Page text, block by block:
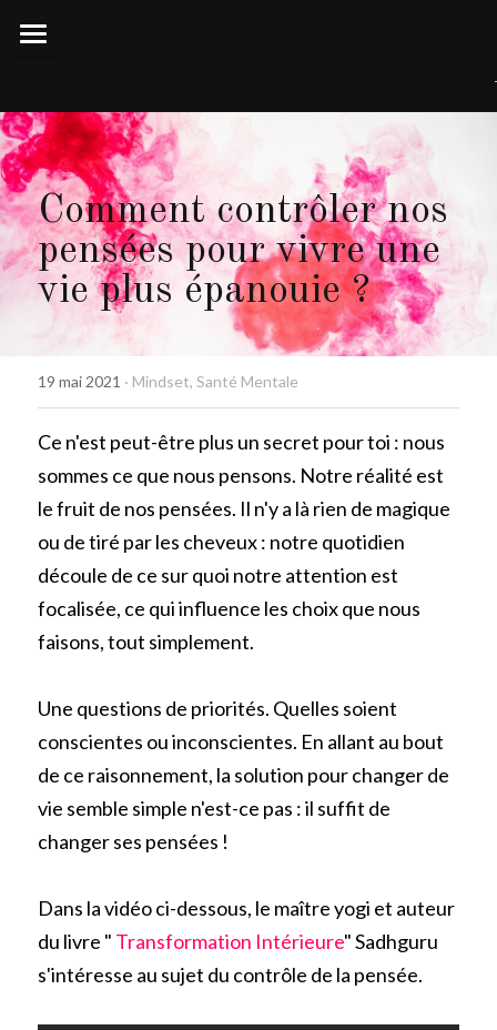
Le #ChallengeUP!
UpStore
Contact
Espace Membre
Comment contrôler nos
pensées pour vivre une
vie plus épanouie ?
19 mai 2021 · Mindset, Santé Mentale
Ce n'est peut-être plus un secret pour toi : nous
sommes ce que nous pensons. Notre réalité est
le fruit de nos pensées. Il n'y a là rien de magique
ou de tiré par les cheveux : notre quotidien
découle de ce sur quoi notre attention est
focalisée, ce qui influence les choix que nous
faisons, tout simplement.
Une questions de priorités. Quelles soient
conscientes ou inconscientes. En allant au bout
de ce raisonnement, la solution pour changer de
vie semble simple n'est-ce pas : il suffit de
changer ses pensées !
Dans la vidéo ci-dessous, le maître yogi et auteur
du livre " Transformation Intérieure" Sadhguru
s'intéresse au sujet du contrôle de la pensée.
Toutes les catégories